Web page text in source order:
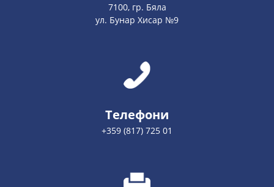
7100, гр. Бяла
ул. Бунар Хисар №9
Телефони
+359 (817) 725 01